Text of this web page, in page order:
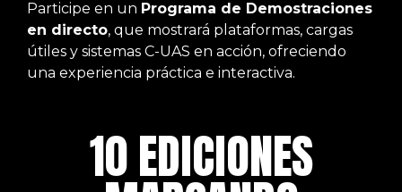
Participe en un Programa de Demostraciones
en directo, que mostrará plataformas, cargas
útiles y sistemas C-UAS en acción, ofreciendo
una experiencia práctica e interactiva.
10 EDICIONES